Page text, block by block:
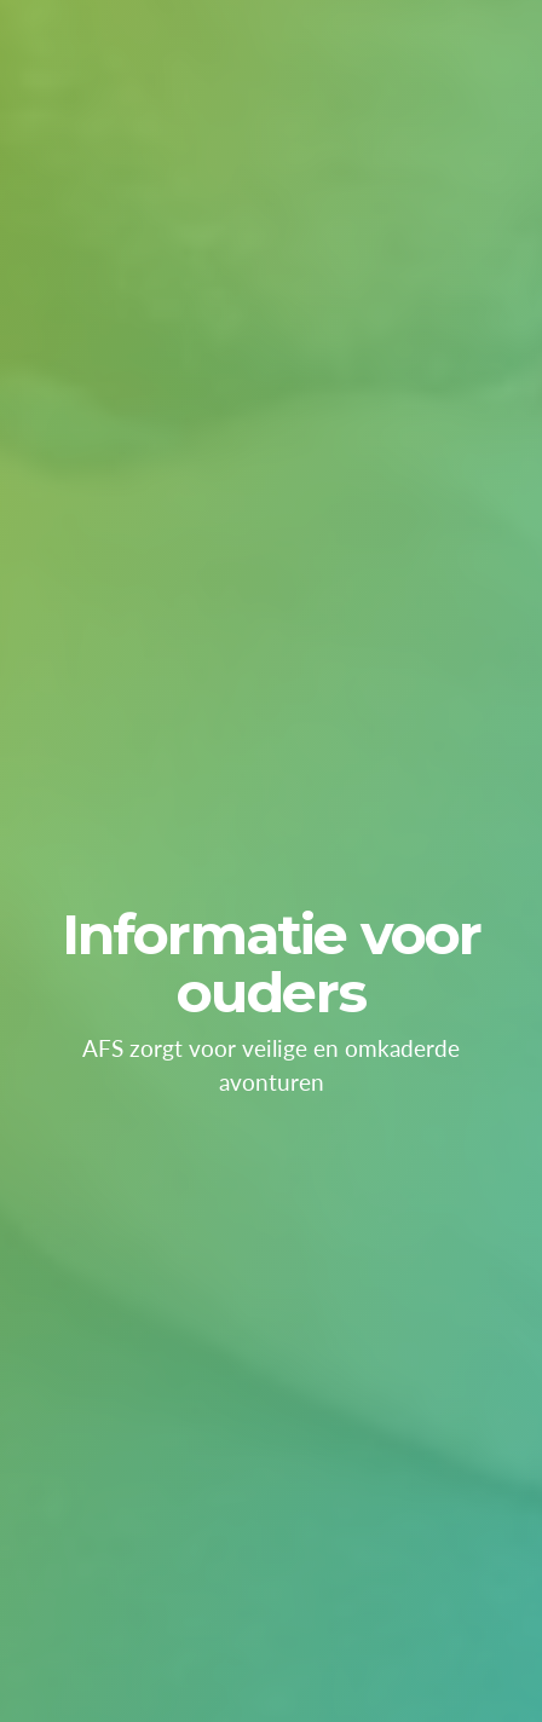
Informatie voor
ouders
AFS zorgt voor veilige en omkaderde
avonturen